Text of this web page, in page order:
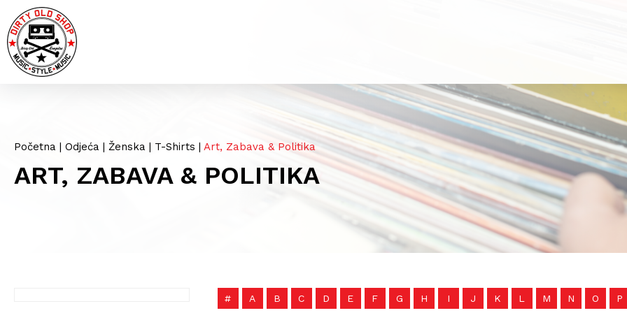
Početna | Odjeća | Ženska | T-Shirts | Art, Zabava & Politika
ART, ZABAVA & POLITIKA
# A B C D E F G H I J K L M N O P